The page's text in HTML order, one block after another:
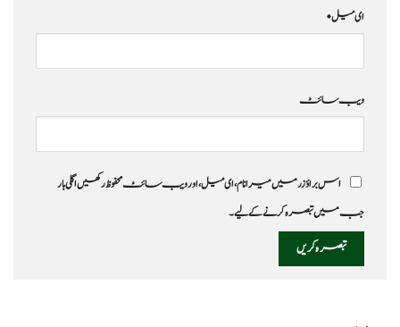
ای میل*
ویب‌ سائٹ
اس براؤزر میں میرا نام، ای میل، اور ویب سائٹ محفوظ رکھیں اگلی بار
جب میں تبصرہ کرنے کےلیے۔